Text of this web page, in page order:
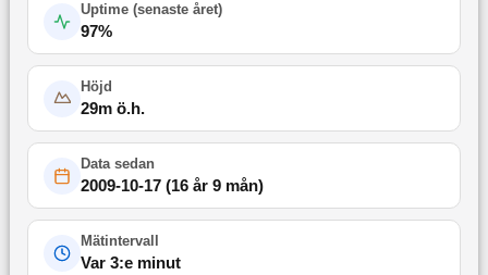
Uptime (senaste året)
97%
Höjd
29m ö.h.
Data sedan
2009-10-17(16 år 9 mån)
Mätintervall
Var 3:e minut